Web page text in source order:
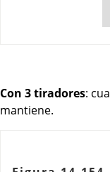
Con 3 tiradores:
mantiene.